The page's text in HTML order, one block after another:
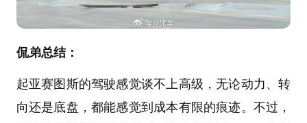
侃弟总结：
起亚赛图斯的驾驶感觉谈不上高级，无论动力、转
向还是底盘，都能感觉到成本有限的痕迹。不过，